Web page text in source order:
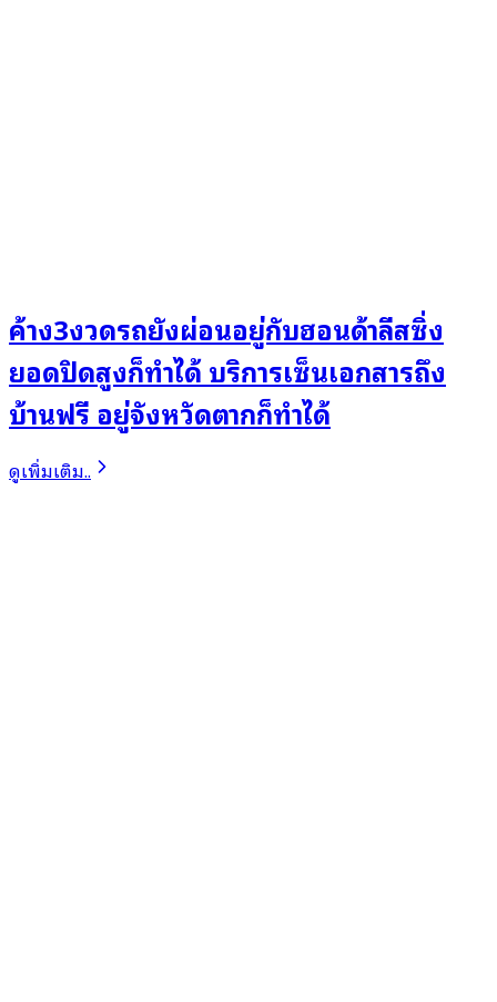
ค้าง3งวดรถยังผ่อนอยู่กับฮอนด้าลีสซิ่ง
ยอดปิดสูงก็ทำได้ บริการเซ็นเอกสารถึง
บ้านฟรี อยู่จังหวัดตากก็ทำได้
ดูเพิ่มเติม..